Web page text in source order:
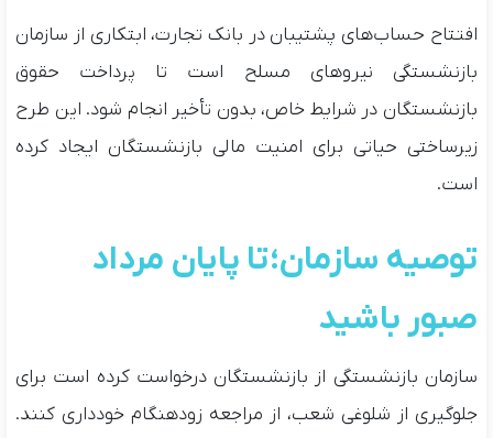
افتتاح حساب‌های پشتیبان در بانک تجارت، ابتکاری از سازمان
بازنشستگی نیروهای مسلح است تا پرداخت حقوق
بازنشستگان در شرایط خاص، بدون تأخیر انجام شود. این طرح
زیرساختی حیاتی برای امنیت مالی بازنشستگان ایجاد کرده
است.
توصیه سازمان؛ تا پایان مرداد
صبور باشید
سازمان بازنشستگی از بازنشستگان درخواست کرده است برای
جلوگیری از شلوغی شعب، از مراجعه زودهنگام خودداری کنند.